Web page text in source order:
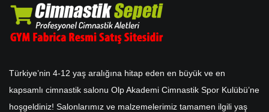
Türkiye’nin 4-12 yaş aralığına hitap eden en büyük ve en
kapsamlı cimnastik salonu Olp Akademi Cimnastik Spor Kulübü’ne
hoşgeldiniz! Salonlarımız ve malzemelerimiz tamamen ilgili yaş